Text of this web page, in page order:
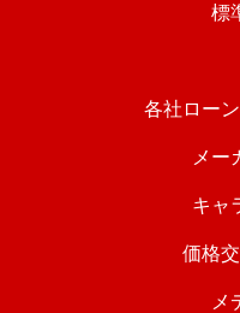
標
各社ロー
メー
キャ
価格
メ